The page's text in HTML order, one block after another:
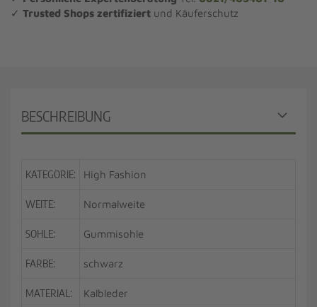
✓ Trusted Shops zertifiziert und Käuferschutz
BESCHREIBUNG
KATEGORIE: High Fashion
WEITE: Normalweite
SOHLE: Gummisohle
FARBE: schwarz
MATERIAL: Kalbleder